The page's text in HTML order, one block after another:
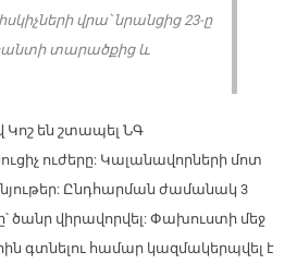
վրա՝ նրանցից 23-ը
բանտի տարածքից և
են շտապել ՆԳ
ուժերը: Կալանավորների մոտ
նյութեր: Ընդհարման ժամանակ 3
ծանր վիրավորվել: Փախուստի մեջ
գտնելու համար կազմակերպվել է